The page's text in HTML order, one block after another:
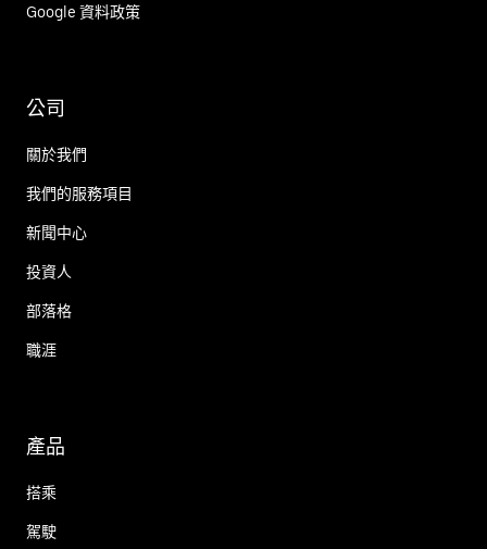
Google 資料政策
公司
關於我們
我們的服務項目
新聞中心
投資人
部落格
職涯
產品
搭乘
駕駛